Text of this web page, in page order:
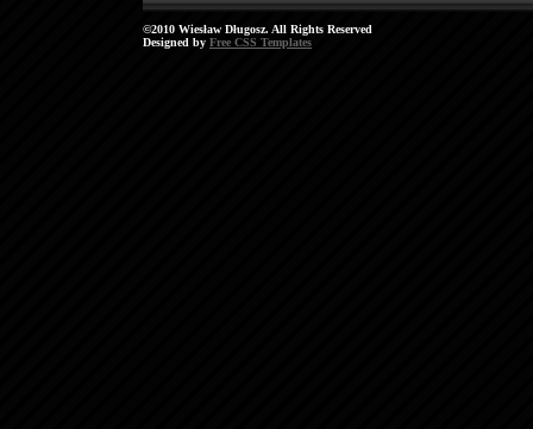
©2010 Wiesław Długosz. All Rights Reserved
Designed by Free CSS Templates